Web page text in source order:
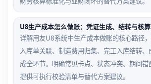
U8生产成本怎么做账：凭证生成、结转与核
详解用友U8系统中生产成本做账的核心路径
入库单关联、制造费用归集、完工入库结转、
成全环节。明确常见卡点、状态冲突、期间
提供可执行校验清单与替代方案建议。